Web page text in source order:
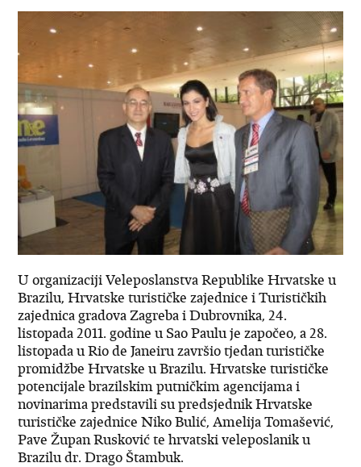
U organizaciji Veleposlanstva Republike Hrvatske u
Brazilu, Hrvatske turističke zajednice i Turističkih
zajednica gradova Zagreba i Dubrovnika, 24.
listopada 2011. godine u Sao Paulu je započeo, a 28.
listopada u Rio de Janeiru završio tjedan turističke
promidžbe Hrvatske u Brazilu. Hrvatske turističke
potencijale brazilskim putničkim agencijama i
novinarima predstavili su predsjednik Hrvatske
turističke zajednice Niko Bulić, Amelija Tomašević,
Pave Župan Rusković te hrvatski veleposlanik u
Brazilu dr. Drago Štambuk.